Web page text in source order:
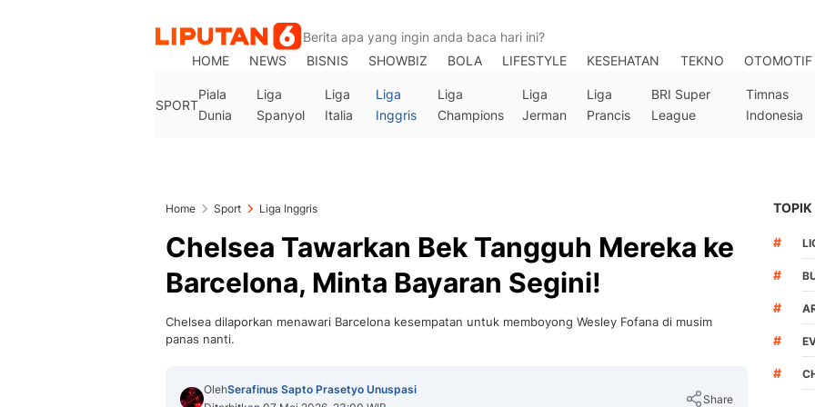
HOME
NEWS BISNIS SHOWBIZ BOLA LIFESTYLE KESEHATAN TEKNO OTOMOTIF
SPORT
Piala
Dunia
Liga
Spanyol
Liga
Italia
Liga
Inggris
Liga
Champions
Liga
Jerman
Liga
Prancis
BRI Super
League
Timnas
Indonesia
Home Sport Liga Inggris
Chelsea Tawarkan Bek Tangguh Mereka ke
Barcelona, Minta Bayaran Segini!
Chelsea dilaporkan menawari Barcelona kesempatan untuk memboyong Wesley Fofana di musim
panas nanti.
OlehSerafinus Sapto Prasetyo Unuspasi
Share
TOPIK
#
#
#
#
#